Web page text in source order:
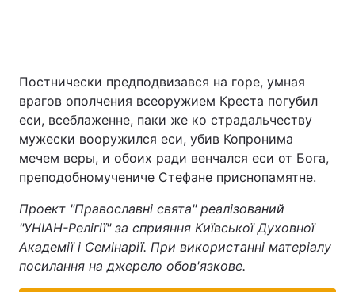
Постнически предподвизався на горе, умная
врагов ополчения всеоружием Креста погубил
еси, всеблаженне, паки же ко страдальчеству
мужески вооружился еси, убив Копронима
мечем веры, и обоих ради венчался еси от Бога,
преподобномучениче Стефане приснопамятне.
Проект "Православні свята" реалізований
"УНІАН-Релігії" за сприяння Київської Духовної
Академії і Семінарії. При використанні матеріалу
посилання на джерело обов'язкове.